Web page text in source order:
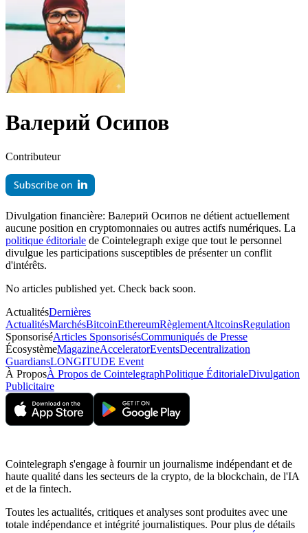
Валерий Осипов
Contributeur
Divulgation financière: Валерий Осипов ne détient actuellement
aucune position en cryptomonnaies ou autres actifs numériques. La
politique éditoriale de Cointelegraph exige que tout le personnel
divulgue les participations susceptibles de présenter un conflit
d'intérêts.
No articles published yet. Check back soon.
ActualitésDernières
ActualitésMarchésBitcoinEthereumRèglementAltcoinsRegulation
SponsoriséArticles SponsorisésCommuniqués de Presse
ÉcosystèmeMagazineAcceleratorEventsDecentralization
GuardiansLONGITUDE Event
À ProposÀ Propos de CointelegraphPolitique ÉditorialeDivulgation
Publicitaire
Cointelegraph s'engage à fournir un journalisme indépendant et de
haute qualité dans les secteurs de la crypto, de la blockchain, de l'IA
et de la fintech.
Toutes les actualités, critiques et analyses sont produites avec une
totale indépendance et intégrité journalistiques. Pour plus de détails